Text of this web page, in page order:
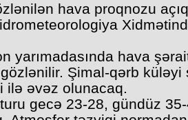
hava proqnozu
yarımadasında hava
Şimal-qərb küləyi
ilə əvəz olunacaq.
gecə 23-28, gündüz